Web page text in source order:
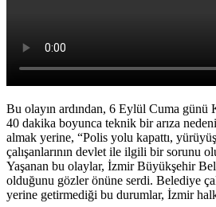
Bu olayın ardından, 6 Eylül Cuma günü
40 dakika boyunca teknik bir arıza
almak yerine, “Polis yolu kapattı,
çalışanlarının devlet ile ilgili bir sorunu
Yaşanan bu olaylar, İzmir Büyükşehir
olduğunu gözler önüne serdi. Belediye
yerine getirmediği bu durumlar, İzmir